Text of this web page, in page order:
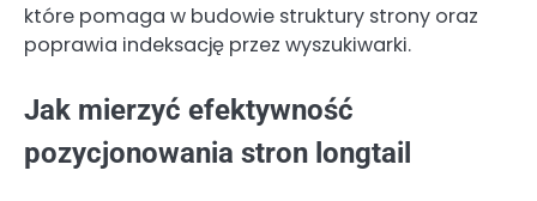
które pomaga w budowie struktury strony oraz
poprawia indeksację przez wyszukiwarki.
Jak mierzyć efektywność
pozycjonowania stron longtail